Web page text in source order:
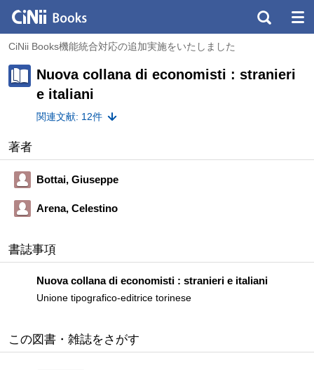
CiNii Books機能統合対応の追加実施をいたしました
Nuova collana di economisti : stranieri
e italiani
関連文献: 12件
著者
Bottai, Giuseppe
Arena, Celestino
書誌事項
Nuova collana di economisti : stranieri e italiani
Unione tipografico-editrice torinese
この図書・雑誌をさがす